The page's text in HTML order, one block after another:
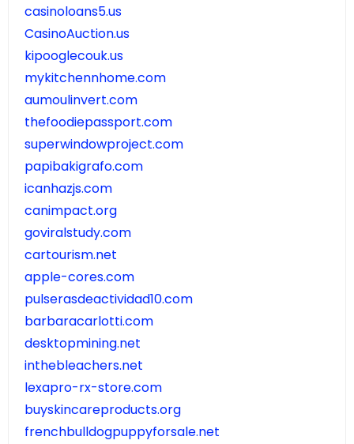
casinoloans5.us
CasinoAuction.us
kipooglecouk.us
mykitchennhome.com
aumoulinvert.com
thefoodiepassport.com
superwindowproject.com
papibakigrafo.com
icanhazjs.com
canimpact.org
goviralstudy.com
cartourism.net
apple-cores.com
pulserasdeactividad10.com
barbaracarlotti.com
desktopmining.net
inthebleachers.net
lexapro-rx-store.com
buyskincareproducts.org
frenchbulldogpuppyforsale.net